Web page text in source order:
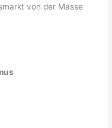
von der Masse